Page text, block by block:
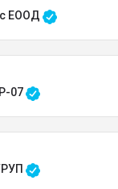
ЕООД
07